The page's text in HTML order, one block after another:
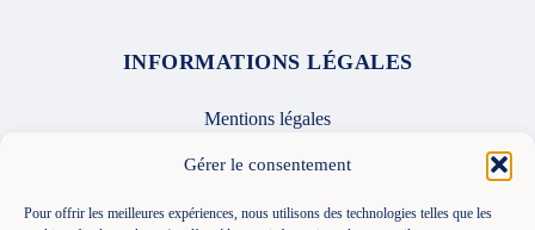
Gérer le consentement
Pour offrir les meilleures expériences, nous utilisons des technologies telles que les
INFORMATIONS LÉGALES
Mentions légales
Confidentialité
CGU